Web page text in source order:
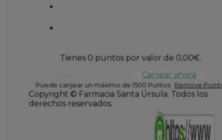
Tienes 0 puntos por valor de 0,00€.
Canjear ahora
Puede canjear un máximo de 1500 Puntos Remove
Copyright © Farmacia Santa Úrsula. Todos los
derechos reservados.